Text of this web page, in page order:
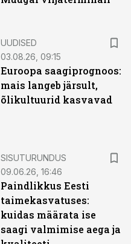
UUDISED
03.08.26, 09:15
Euroopa saagiprognoos:
mais langeb järsult,
õlikultuurid kasvavad
SISUTURUNDUS
09.06.26, 16:46
Paindlikkus Eesti
taimekasvatuses:
kuidas määrata ise
saagi valmimise aega ja